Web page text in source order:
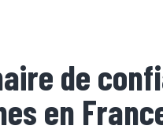
de
en